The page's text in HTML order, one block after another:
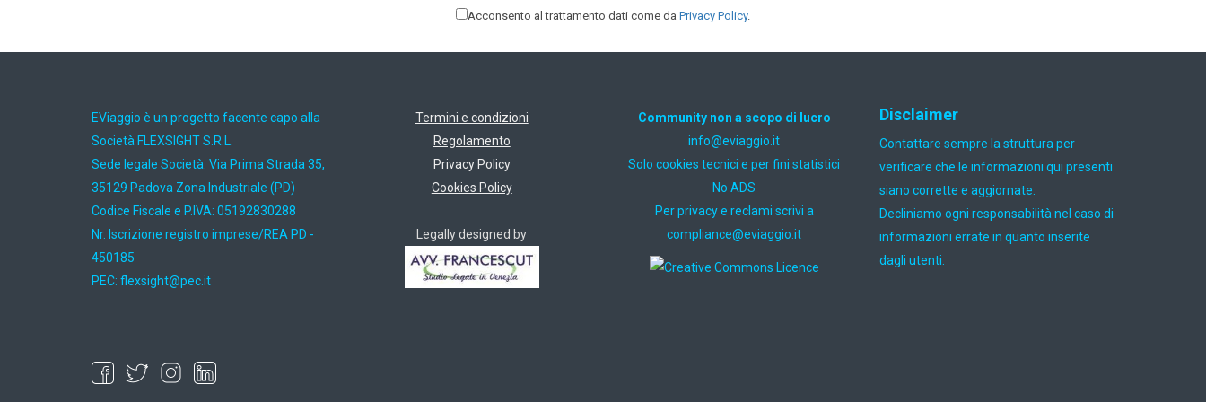
Acconsento al trattamento dati come da Privacy Policy.
EViaggio è un progetto facente capo alla
Società FLEXSIGHT S.R.L.
Sede legale Società: Via Prima Strada 35,
35129 Padova Zona Industriale (PD)
Codice Fiscale e P.IVA: 05192830288
Nr. Iscrizione registro imprese/REA PD -
450185
PEC: ti.cep@thgisxelf
Termini e condizioni
Regolamento
Privacy Policy
Cookies Policy
Legally designed by
Community non a scopo di lucro
ti.oiggaive@ofni
Solo cookies tecnici e per fini statistici
No ADS
Per privacy e reclami scrivi a
ti.oiggaive@ecnailpmoc
Disclaimer
Contattare sempre la struttura per
verificare che le informazioni qui presenti
siano corrette e aggiornate.
Decliniamo ogni responsabilità nel caso di
informazioni errate in quanto inserite
dagli utenti.